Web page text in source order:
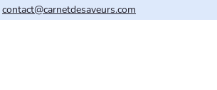
contact@carnetdesaveurs.com